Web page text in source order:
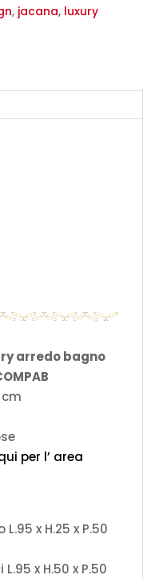
, jacana, luxury
arredo bagno
cm
per l’ area
x H.25 x P.50
x H.50 x P.50